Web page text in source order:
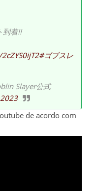
到着!!
#ゴブスレ
Slayer公式
de acordo com